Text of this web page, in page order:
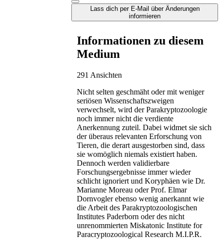
Lass dich per E-Mail über Änderungen
informieren
Informationen zu diesem
Medium
291 Ansichten
Nicht selten geschmäht oder mit weniger
seriösen Wissenschaftszweigen
verwechselt, wird der Parakryptozoologie
noch immer nicht die verdiente
Anerkennung zuteil. Dabei widmet sie sich
der überaus relevanten Erforschung von
Tieren, die derart ausgestorben sind, dass
sie womöglich niemals existiert haben.
Dennoch werden validierbare
Forschungsergebnisse immer wieder
schlicht ignoriert und Koryphäen wie Dr.
Marianne Moreau oder Prof. Elmar
Dornvogler ebenso wenig anerkannt wie
die Arbeit des Parakryptozoologischen
Institutes Paderborn oder des nicht
unrenommierten Miskatonic Institute for
Paracryptozoological Research M.I.P.R.